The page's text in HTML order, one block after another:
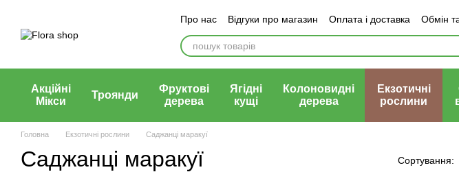
Про нас Відгуки про магазин Оплата і доставка
Обмін
Блог магазину
Публічний договір (оферта)
Акційні
Мікси
Троянди
Фруктові
дерева
Ягідні
кущі
Колоновидні
дерева
Екзотичні
рослини
Головна Екзотичні рослини Саджанці маракуї
Саджанці маракуї Сортування: